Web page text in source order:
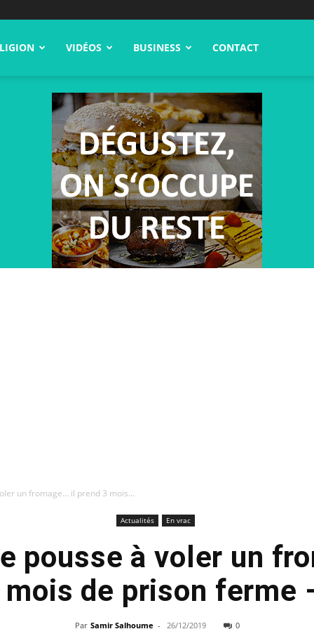
VIDÉOS BUSINESS CONTACT
un fromage… il prend 3 mois...
Actualités En vrac
pousse à voler un
de prison ferme
Par Samir Salhoume - 26/12/2019 0